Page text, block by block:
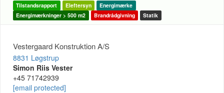
Tilstandsrapport Eleftersyn
Energimærke
Energimærkninger > 500 m2
Brandrådgivning Statik
Vestergaard Konstruktion A/S
8831 Løgstrup
Simon Riis Vester
+45 71742939
[email protected]